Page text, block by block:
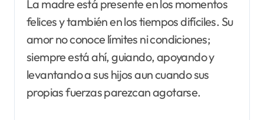
La madre está presente en los momentos
felices y también en los tiempos difíciles. Su
amor no conoce límites ni condiciones;
siempre está ahí, guiando, apoyando y
levantando a sus hijos aun cuando sus
propias fuerzas parezcan agotarse.